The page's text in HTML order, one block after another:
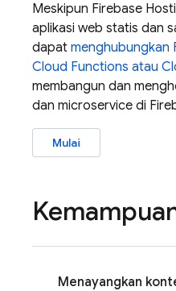
Meskipun Firebase
aplikasi web statis dan
dapat menghubungkan
Cloud Functions atau
membangun dan
dan microservice di
Mulai
Menayangkan